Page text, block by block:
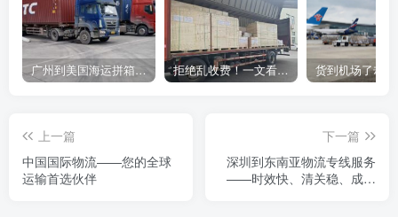
广州到美国海运拼箱多少钱？2024年最新运费构成+隐藏费用避坑指南 拒绝乱收费！一文看懂中国货代计费套路，教你避开所有隐形坑
上一篇
中国国际物流——您的全球
运输首选伙伴
下一篇
深圳到东南亚物流专线服务
——时效快、清关稳、成本